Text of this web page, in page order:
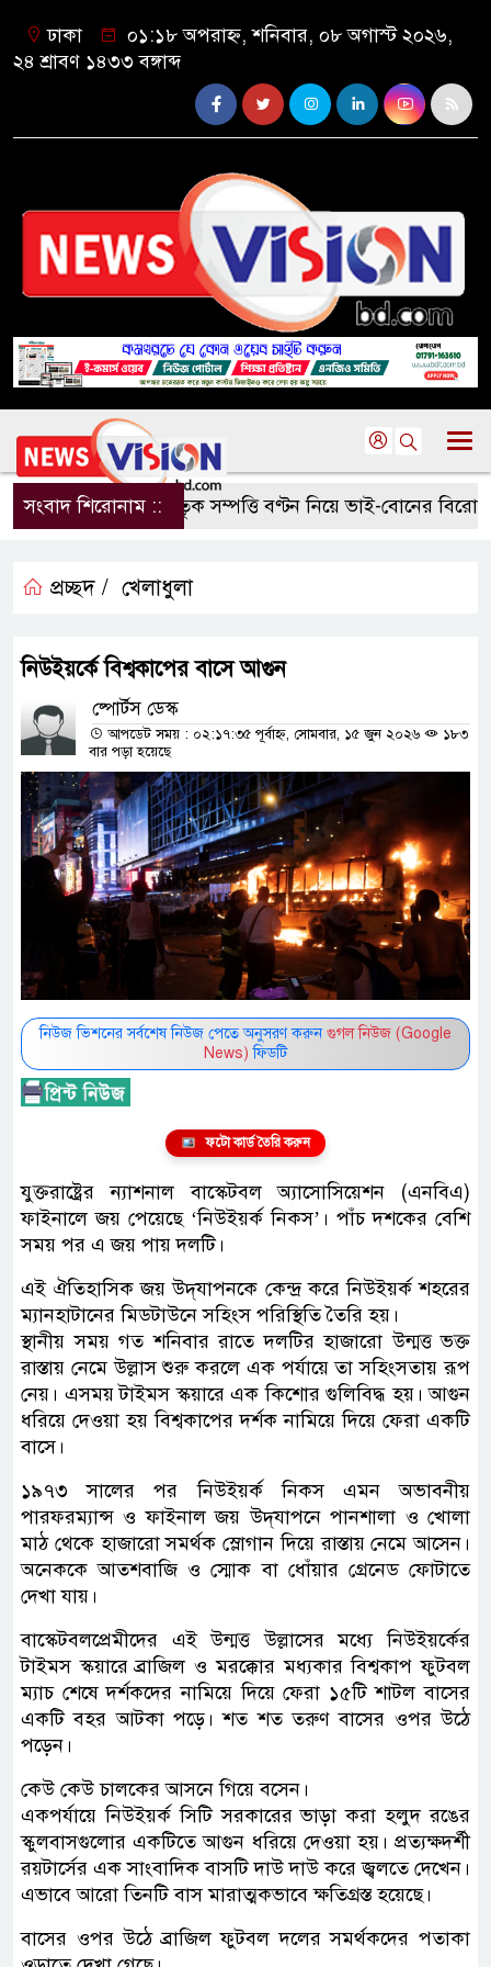
ঢাকা
০১:১৮ অপরাহ্ন, শনিবার, ০৮ অগাস্ট ২০২৬,
২৪ শ্রাবণ ১৪৩৩ বঙ্গাব্দ
সংবাদ শিরোনাম ::পৈতৃক সম্পত্তি বণ্টন নিয়ে ভাই-বোনের
প্রচ্ছদ / খেলাধুলা
নিউইয়র্কে বিশ্বকাপের বাসে আগুন
ষ্পোর্টস ডেস্ক
আপডেট সময় : ০২:১৭:৩৫ পূর্বাহ্ন, সোমবার, ১৫ জুন ২০২৬
১৮৩
বার পড়া হয়েছে
নিউজ ভিশনের সর্বশেষ নিউজ পেতে অনুসরণ করুন গুগল নিউজ (Google
News) ফিডটি
ফটো কার্ড তৈরি করুন
যুক্তরাষ্ট্রের ন্যাশনাল বাস্কেটবল অ্যাসোসিয়েশন (এনবিএ)
ফাইনালে জয় পেয়েছে ‘নিউইয়র্ক নিকস’। পাঁচ দশকের বেশি
সময় পর এ জয় পায় দলটি।
এই ঐতিহাসিক জয় উদ্‌যাপনকে কেন্দ্র করে নিউইয়র্ক শহরের
ম্যানহাটানের মিডটাউনে সহিংস পরিস্থিতি তৈরি হয়।
স্থানীয় সময় গত শনিবার রাতে দলটির হাজারো উন্মত্ত ভক্ত
রাস্তায় নেমে উল্লাস শুরু করলে এক পর্যায়ে তা সহিংসতায় রূপ
নেয়। এসময় টাইমস স্কয়ারে এক কিশোর গুলিবিদ্ধ হয়। আগুন
ধরিয়ে দেওয়া হয় বিশ্বকাপের দর্শক নামিয়ে দিয়ে ফেরা একটি
বাসে।
১৯৭৩ সালের পর নিউইয়র্ক নিকস এমন অভাবনীয়
পারফরম্যান্স ও ফাইনাল জয় উদ্‌যাপনে পানশালা ও খোলা
মাঠ থেকে হাজারো সমর্থক স্লোগান দিয়ে রাস্তায় নেমে আসেন।
অনেককে আতশবাজি ও স্মোক বা ধোঁয়ার গ্রেনেড ফোটাতে
দেখা যায়।
বাস্কেটবলপ্রেমীদের এই উন্মত্ত উল্লাসের মধ্যে নিউইয়র্কের
টাইমস স্কয়ারে ব্রাজিল ও মরক্কোর মধ্যকার বিশ্বকাপ ফুটবল
ম্যাচ শেষে দর্শকদের নামিয়ে দিয়ে ফেরা ১৫টি শাটল বাসের
একটি বহর আটকা পড়ে। শত শত তরুণ বাসের ওপর উঠে
পড়েন।
কেউ কেউ চালকের আসনে গিয়ে বসেন।
একপর্যায়ে নিউইয়র্ক সিটি সরকারের ভাড়া করা হলুদ রঙের
স্কুলবাসগুলোর একটিতে আগুন ধরিয়ে দেওয়া হয়। প্রত্যক্ষদর্শী
রয়টার্সের এক সাংবাদিক বাসটি দাউ দাউ করে জ্বলতে দেখেন।
এভাবে আরো তিনটি বাস মারাত্মকভাবে ক্ষতিগ্রস্ত হয়েছে।
বাসের ওপর উঠে ব্রাজিল ফুটবল দলের সমর্থকদের পতাকা